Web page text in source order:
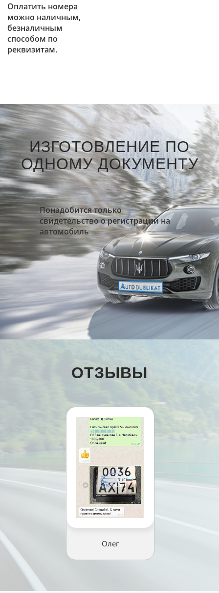
Оплатить номера
можно наличным,
безналичным
способом по
реквизитам.
ИЗГОТОВЛЕНИЕ ПО
ОДНОМУ ДОКУМЕНТУ
Понадобится только
свидетельство о регистрации на
автомобиль
ОТЗЫВЫ
Олег